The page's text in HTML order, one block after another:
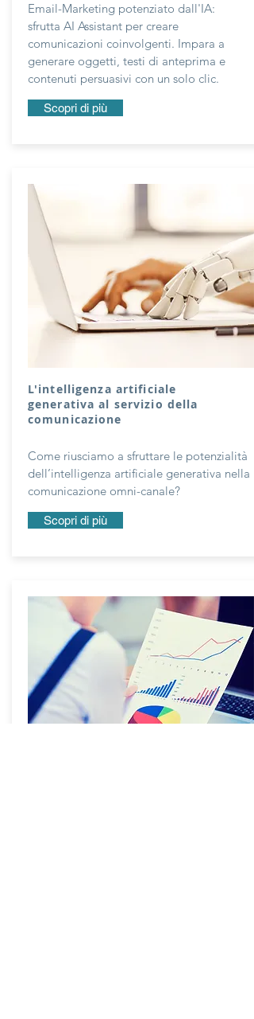
Email-Marketing potenziato dall'IA:
sfrutta AI Assistant per creare
comunicazioni coinvolgenti. Impara a
generare oggetti, testi di anteprima e
contenuti persuasivi con un solo clic.
Scopri di più
L'intelligenza artificiale
generativa al servizio della
comunicazione
Come riusciamo a sfruttare le potenzialità
dell’intelligenza artificiale generativa nella
comunicazione omni-canale?
Scopri di più